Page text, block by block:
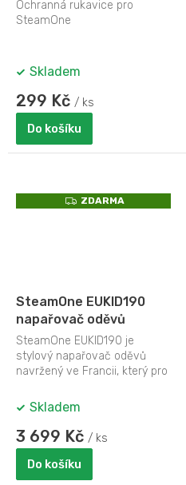
Ochranná rukavice pro
SteamOne
Skladem
299 Kč / ks
Do košíku
Z
D
ZDARMA
SteamOne EUKID190
napařovač oděvů
SteamOne EUKID190 je
stylový napařovač oděvů
navržený ve Francii, který pro
oblečení...
Skladem
3 699 Kč / ks
Do košíku